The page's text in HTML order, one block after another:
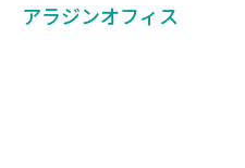
アラジンオフィス